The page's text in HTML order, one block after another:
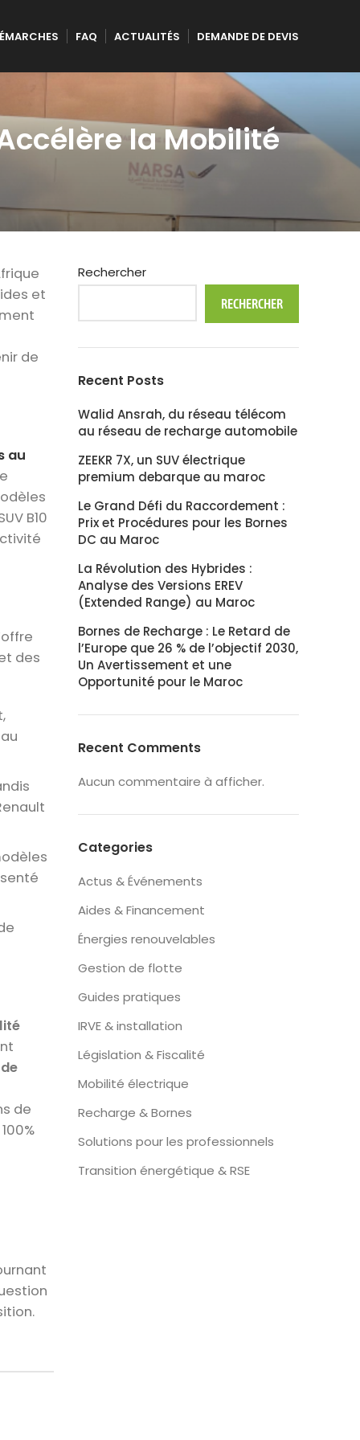
FAQ ACTUALITÉS DEMANDE DE DEVIS
la Mobilité
et
de
au
B10
des
de
Rechercher
RECHERCHER
Recent Posts
Walid Ansrah, du réseau télécom
au réseau de recharge automobile
ZEEKR 7X, un SUV électrique
premium debarque au maroc
Le Grand Défi du Raccordement :
Prix et Procédures pour les Bornes
DC au Maroc
La Révolution des Hybrides :
Analyse des Versions EREV
(Extended Range) au Maroc
Bornes de Recharge : Le Retard de
l’Europe que 26 % de l’objectif 2030,
Un Avertissement et une
Opportunité pour le Maroc
Recent Comments
Aucun commentaire à afficher.
Categories
Actus & Événements
Aides & Financement
Énergies renouvelables
Gestion de flotte
Guides pratiques
IRVE & installation
Législation & Fiscalité
Mobilité électrique
Recharge & Bornes
Solutions pour les professionnels
Transition énergétique & RSE